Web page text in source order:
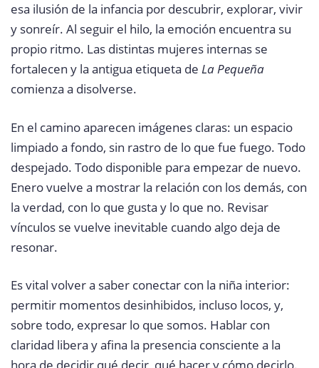
esa ilusión de la infancia por descubrir, explorar, vivir
y sonreír. Al seguir el hilo, la emoción encuentra su
propio ritmo. Las distintas mujeres internas se
fortalecen y la antigua etiqueta de La Pequeña
comienza a disolverse.
En el camino aparecen imágenes claras: un espacio
limpiado a fondo, sin rastro de lo que fue fuego. Todo
despejado. Todo disponible para empezar de nuevo.
Enero vuelve a mostrar la relación con los demás, con
la verdad, con lo que gusta y lo que no. Revisar
vínculos se vuelve inevitable cuando algo deja de
resonar.
Es vital volver a saber conectar con la niña interior:
permitir momentos desinhibidos, incluso locos, y,
sobre todo, expresar lo que somos. Hablar con
claridad libera y afina la presencia consciente a la